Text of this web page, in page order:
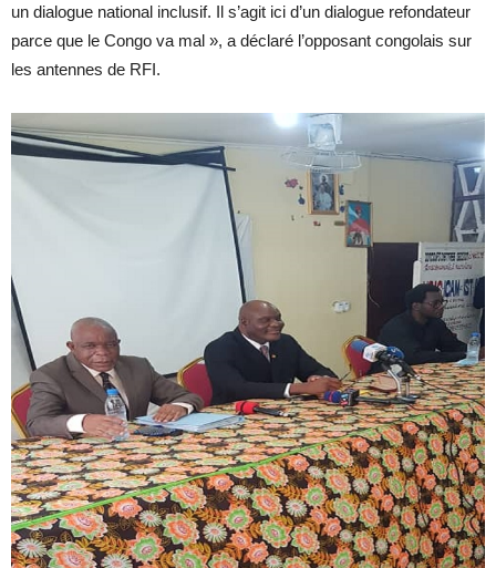
un dialogue national inclusif. Il s’agit ici d’un dialogue refondateur
parce que le Congo va mal », a déclaré l’opposant congolais sur
les antennes de RFI.